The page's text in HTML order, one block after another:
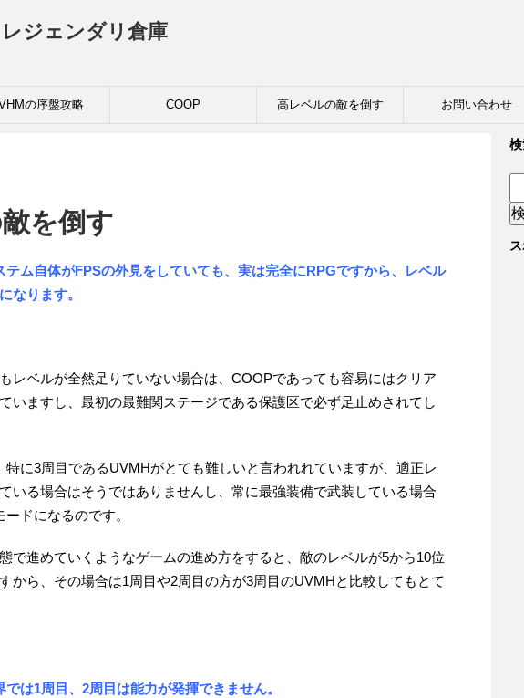
ジェンダリ倉庫
の序盤攻略 COOP 高レベルの敵を倒す お問い合わせ
を倒す
テム自体がFPSの外見をしていても、実は完全にRPGですから、レベル
なります。
レベルが全然足りていない場合は、COOPであっても容易にはクリア
いますし、最初の最難関ステージである保護区で必ず足止めされてし
特に3周目であるUVMHがとても難しいと言われれていますが、適正レ
いる場合はそうではありませんし、常に最強装備で武装している場合
ドになるのです。
で進めていくようなゲームの進め方をすると、敵のレベルが5から10位
から、その場合は1周目や2周目の方が3周目のUVMHと比較してもとて
は1周目、2周目は能力が発揮できません。